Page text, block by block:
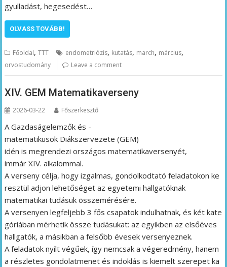
gyulladást, hegesedést…
OLVASS TOVÁBB!
Főoldal,TTT endometriózis, kutatás, march, március,
orvostudomány Leave a comment
XIV. GEM Matematikaverseny
2026-03-22 Főszerkesztő
A Gazdaságelemzők és -
matematikusok Diákszervezete (GEM)
idén is megrendezi országos matematikaversenyét,
immár XIV. alkalommal.
A verseny célja, hogy izgalmas, gondolkodtató feladatokon ke
resztül adjon lehetőséget az egyetemi hallgatóknak
matematikai tudásuk összemérésére.
A versenyen legfeljebb 3 fős csapatok indulhatnak, és két kate
góriában mérhetik össze tudásukat: az egyikben az elsőéves
hallgatók, a másikban a felsőbb évesek versenyeznek.
A feladatok nyílt végűek, így nemcsak a végeredmény, hanem
a részletes gondolatmenet és indoklás is kiemelt szerepet ka